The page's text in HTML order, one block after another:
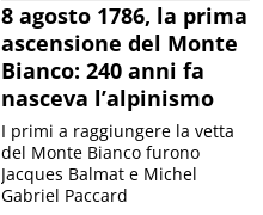
8 agosto 1786, la prima
ascensione del Monte
Bianco: 240 anni fa
nasceva l’alpinismo
I primi a raggiungere la vetta
del Monte Bianco furono
Jacques Balmat e Michel
Gabriel Paccard